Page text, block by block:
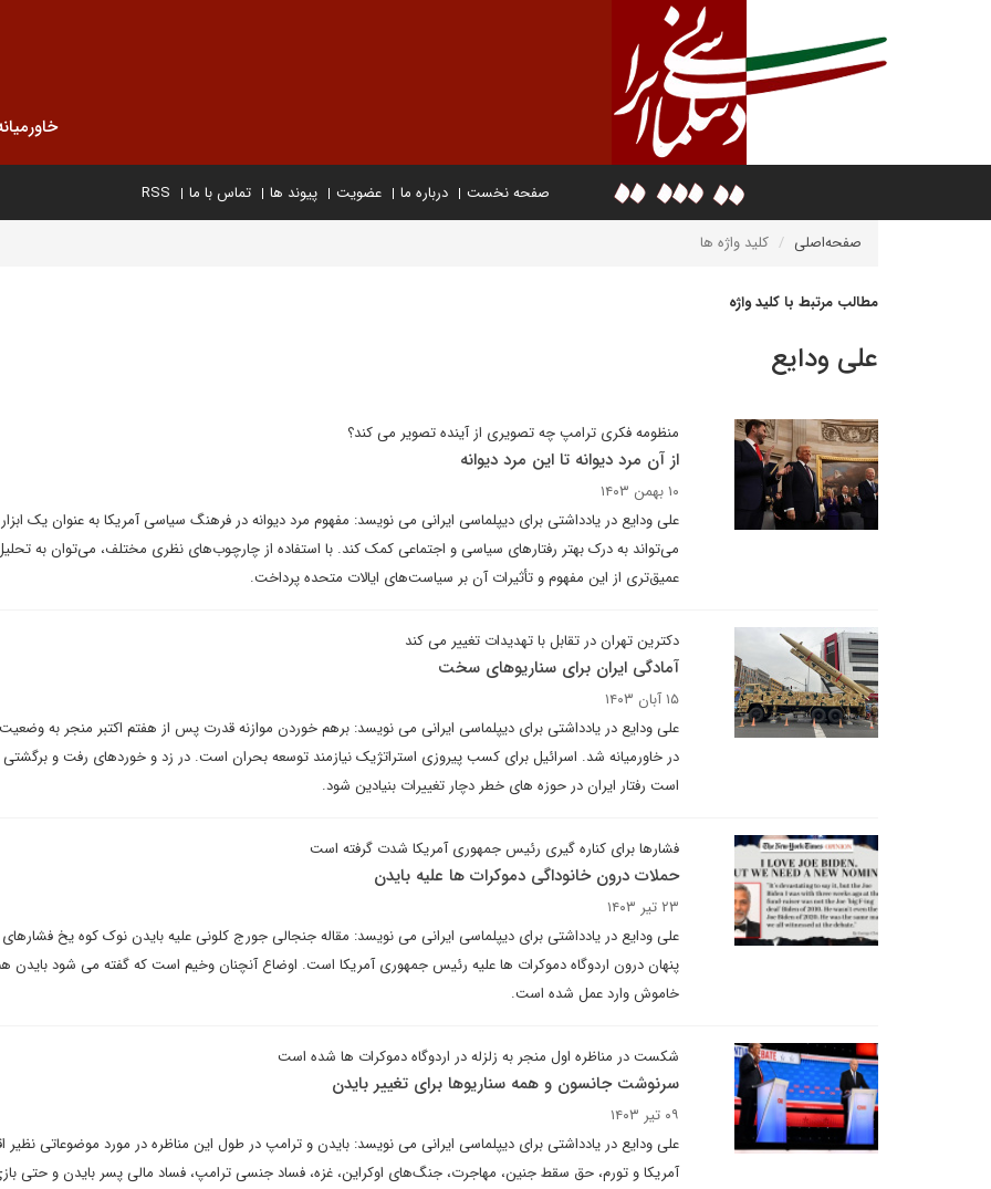
صفحه نخست درباره ما عضویت پیوند ها تماس با ما RSS
صفحه‌اصلی کلید واژه ها
مطالب مرتبط با کلید واژه
علی ودایع
منظومه فکری ترامپ چه تصویری از آینده تصویر می کند؟
از آن مرد دیوانه تا این مرد دیوانه
۱۰ بهمن ۱۴۰۳
علی ودایع در یادداشتی برای دیپلماسی ایرانی می نویسد: مفهوم مرد دیوانه در فرهنگ سیاسی آمریکا به عنوان یک
می‌تواند به درک بهتر رفتارهای سیاسی و اجتماعی کمک کند. با استفاده از چارچوب‌های نظری مختلف، می‌توان به
عمیق‌تری از این مفهوم و تأثیرات آن بر سیاست‌های ایالات متحده پرداخت.
دکترین تهران در تقابل با تهدیدات تغییر می کند
آمادگی ایران برای سناریوهای سخت
۱۵ آبان ۱۴۰۳
علی ودایع در یادداشتی برای دیپلماسی ایرانی می نویسد: برهم خوردن موازنه قدرت پس از هفتم اکتبر منجر به
در خاورمیانه شد. اسرائیل برای کسب پیروزی استراتژیک نیازمند توسعه بحران است. در زد و خوردهای رفت و
است رفتار ایران در حوزه های خطر دچار تغییرات بنیادین شود.
فشارها برای کناره گیری رئیس جمهوری آمریکا شدت گرفته است
حملات درون خانوداگی دموکرات ها علیه بایدن
۲۳ تیر ۱۴۰۳
علی ودایع در یادداشتی برای دیپلماسی ایرانی می نویسد: مقاله جنجالی جورج کلونی علیه بایدن نوک کوه یخ
پنهان درون اردوگاه دموکرات ها علیه رئیس جمهوری آمریکا است. اوضاع آنچنان وخیم است که گفته می شود بایدن
خاموش وارد عمل شده است.
شکست در مناظره اول منجر به زلزله در اردوگاه دموکرات ها شده است
سرنوشت جانسون و همه سناریوها برای تغییر بایدن
۰۹ تیر ۱۴۰۳
علی ودایع در یادداشتی برای دیپلماسی ایرانی می نویسد: بایدن و ترامپ در طول این مناظره در مورد موضوعاتی نظیر
آمریکا و تورم، حق سقط جنین، مهاجرت، جنگ‌های اوکراین، غزه، فساد جنسی ترامپ، فساد مالی پسر بایدن و حتی